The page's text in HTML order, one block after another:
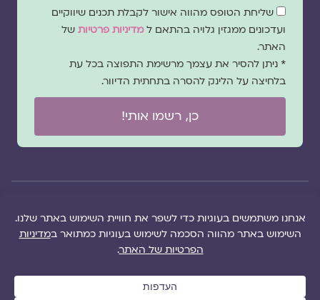
שדה
הסכמה
שליחת הטופס מהווה אישור לקבלת תכנים שיווקיים
ועדכונים ממגזין גלויה בהתאם למדיניות פרטיות של
האתר.
* ניתן להסיר את עצמך מרשימת התפוצה בכל עת
בלחיצה על הלינק להסרה בתחתית הדיוור.
כן, רשמו אותי!
הזכויות של מגזין
ושרה סגל־כץ אלא
של
שגגה
צרו
הוקם ב ❤ על ידי –
לימונדה 2.0
| מיתוג:
סטודיו נופר דסקל
שרה סגל־כץ
מפת אתר|